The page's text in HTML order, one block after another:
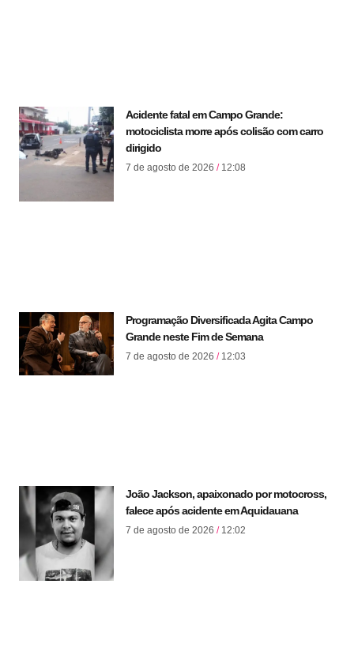
Acidente fatal em Campo Grande:
motociclista morre após colisão com carro
dirigido
7 de agosto de 2026 12:08
Programação Diversificada Agita Campo
Grande neste Fim de Semana
7 de agosto de 2026 12:03
João Jackson, apaixonado por motocross,
falece após acidente em Aquidauana
7 de agosto de 2026 12:02